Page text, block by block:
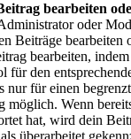
bearbeiten
oder
Beiträge bearbeiten
bearbeiten,
für den
nur für einen
möglich. Wenn
hat, wird dein